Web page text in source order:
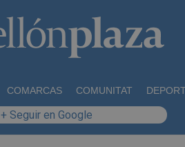
COMARCAS COMUNITAT
+ Seguir en Google